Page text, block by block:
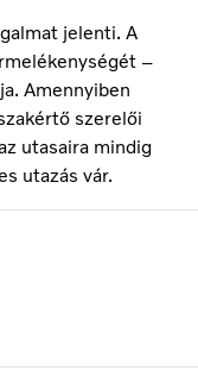
jelenti. A
–
Amennyiben
szerelői
utasaira mindig
utazás vár.